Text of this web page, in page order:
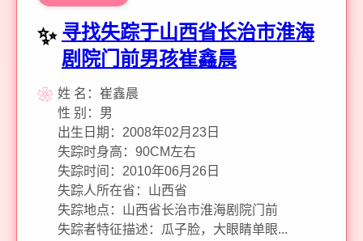
寻找失踪于山西省长治市淮海
剧院门前男孩崔鑫晨
姓 名：崔鑫晨
性 别：男
出生日期：2008年02月23日
失踪时身高：90CM左右
失踪时间：2010年06月26日
失踪人所在省：山西省
失踪地点：山西省长治市淮海剧院门前
失踪者特征描述：瓜子脸，大眼睛单眼...